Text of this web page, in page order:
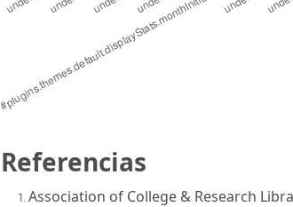
Referencias
Association of College & Research